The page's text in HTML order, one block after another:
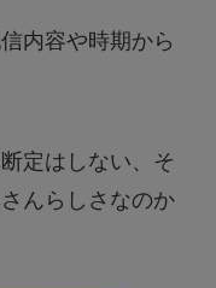
内容や時期から
定はしない、そ
んらしさなのか